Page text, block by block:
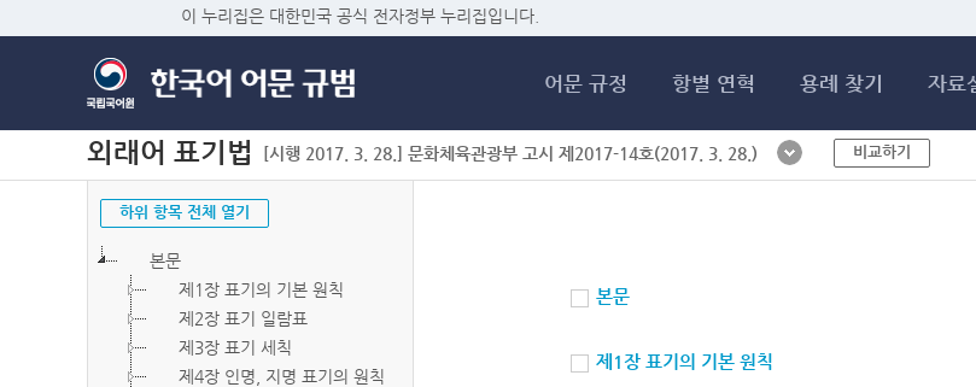
이 누리집은 대한민국 공식 전자정부 누리집입니다.
어문 규정 항별 연혁 용례 찾기 자료
외래어 표기법 [시행 2017. 3. 28.] 문화체육관광부 고시 제2017-14호(2017. 3. 28.) 비교하기
하위 항목 전체 열기
본문
제1장 표기의 기본 원칙
제2장 표기 일람표
제3장 표기 세칙
제4장 인명, 지명 표기의 원칙
본문
제1장 표기의 기본 원칙